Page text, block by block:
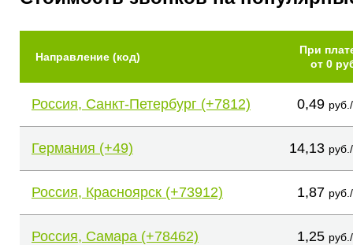
Направление (код)
При
от 0
Россия, Санкт-Петербург (+7812) 0,49
Германия (+49) 14,13
Россия, Красноярск (+73912) 1,87
Россия, Самара (+78462) 1,25